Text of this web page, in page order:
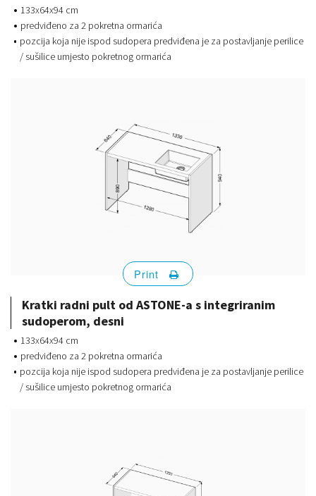
133x64x94 cm
predviđeno za 2 pokretna ormarića
pozcija koja nije ispod sudopera predviđena je za postavljanje perilice
/ sušilice umjesto pokretnog ormarića
Kratki radni pult od ASTONE-a s integriranim
sudoperom, desni
133x64x94 cm
predviđeno za 2 pokretna ormarića
pozcija koja nije ispod sudopera predviđena je za postavljanje perilice
/ sušilice umjesto pokretnog ormarića
Print